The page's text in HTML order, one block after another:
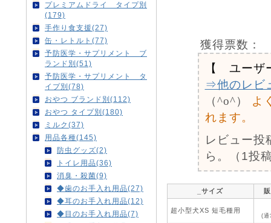
プレミアムドライ タイプ別
(179)
手作り食支援(27)
缶・レトルト(77)
予防医学・サプリメント ブ
ランド別(51)
予防医学・サプリメント タ
イプ別(78)
おやつ ブランド別(112)
おやつ タイプ別(180)
ミルク(37)
用品各種(145)
防虫グッズ(2)
トイレ用品(36)
消臭・殺菌(9)
◆歯のお手入れ用品(27)
◆耳のお手入れ用品(12)
◆目のお手入れ用品(7)
獲得票数：
【 ユーザ
⇒他のレビ
（^o^）
よ
れます。
レビュー投
ら。（1投
_サイズ
超小型犬XS 短毛種用
(通